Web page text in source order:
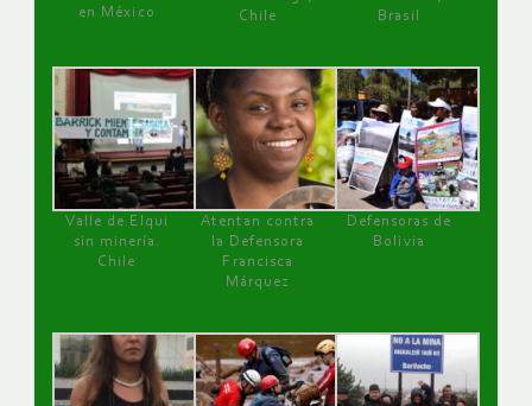
en México
Chile
Brasil
Valle de Elqui
sin minería.
Chile
Atentan contra
la Defensora
Francisca
Márquez
Defensoras de
Bolivia